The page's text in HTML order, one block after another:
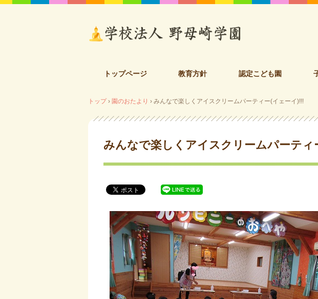
トップページ 教育方針 認定こども園
トップ › 園のおたより › みんなで楽しくアイスクリームパーティー(イェーイ)!!!
みんなで楽しくアイスクリームパーティ